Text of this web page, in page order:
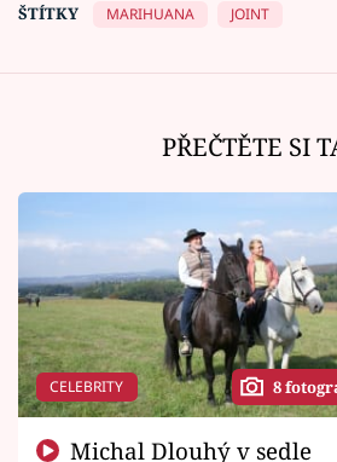
ŠTÍTKY
MARIHUANA JOINT
PŘEČTĚTE SI
CELEBRITY 8